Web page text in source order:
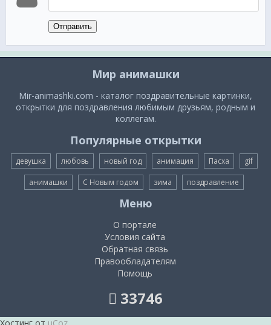
Отправить
Мир анимашки
Mir-animashki.com - каталог поздравительные картинки,
открытки для поздравления любимым друзьям, родным и
коллегам.
Популярные открытки
девушка любовь новый год анимация Пасха gif
анимашки С Новым годом зима поздравление
Меню
О портале
Условия сайта
Обратная связь
Правообладателям
Помощь
33746